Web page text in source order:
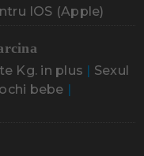
IOS (Apple)
Kg. in plus | Sexul
bebe |